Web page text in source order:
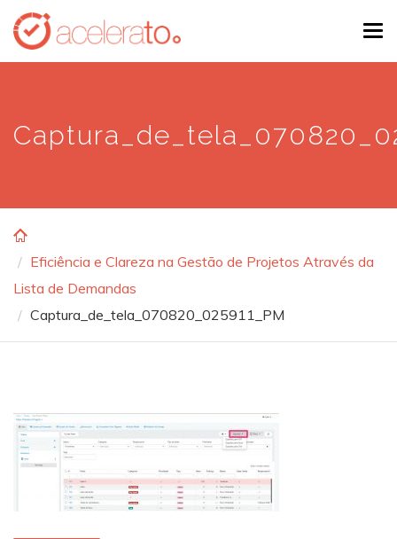
Skip
main
Eficiência e Clareza na Gestão de Projetos Através da
Lista de Demandas
Captura_de_tela_070820_025911_PM